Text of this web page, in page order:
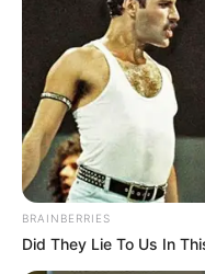
BRAINBERRIES
Did They Lie To Us In